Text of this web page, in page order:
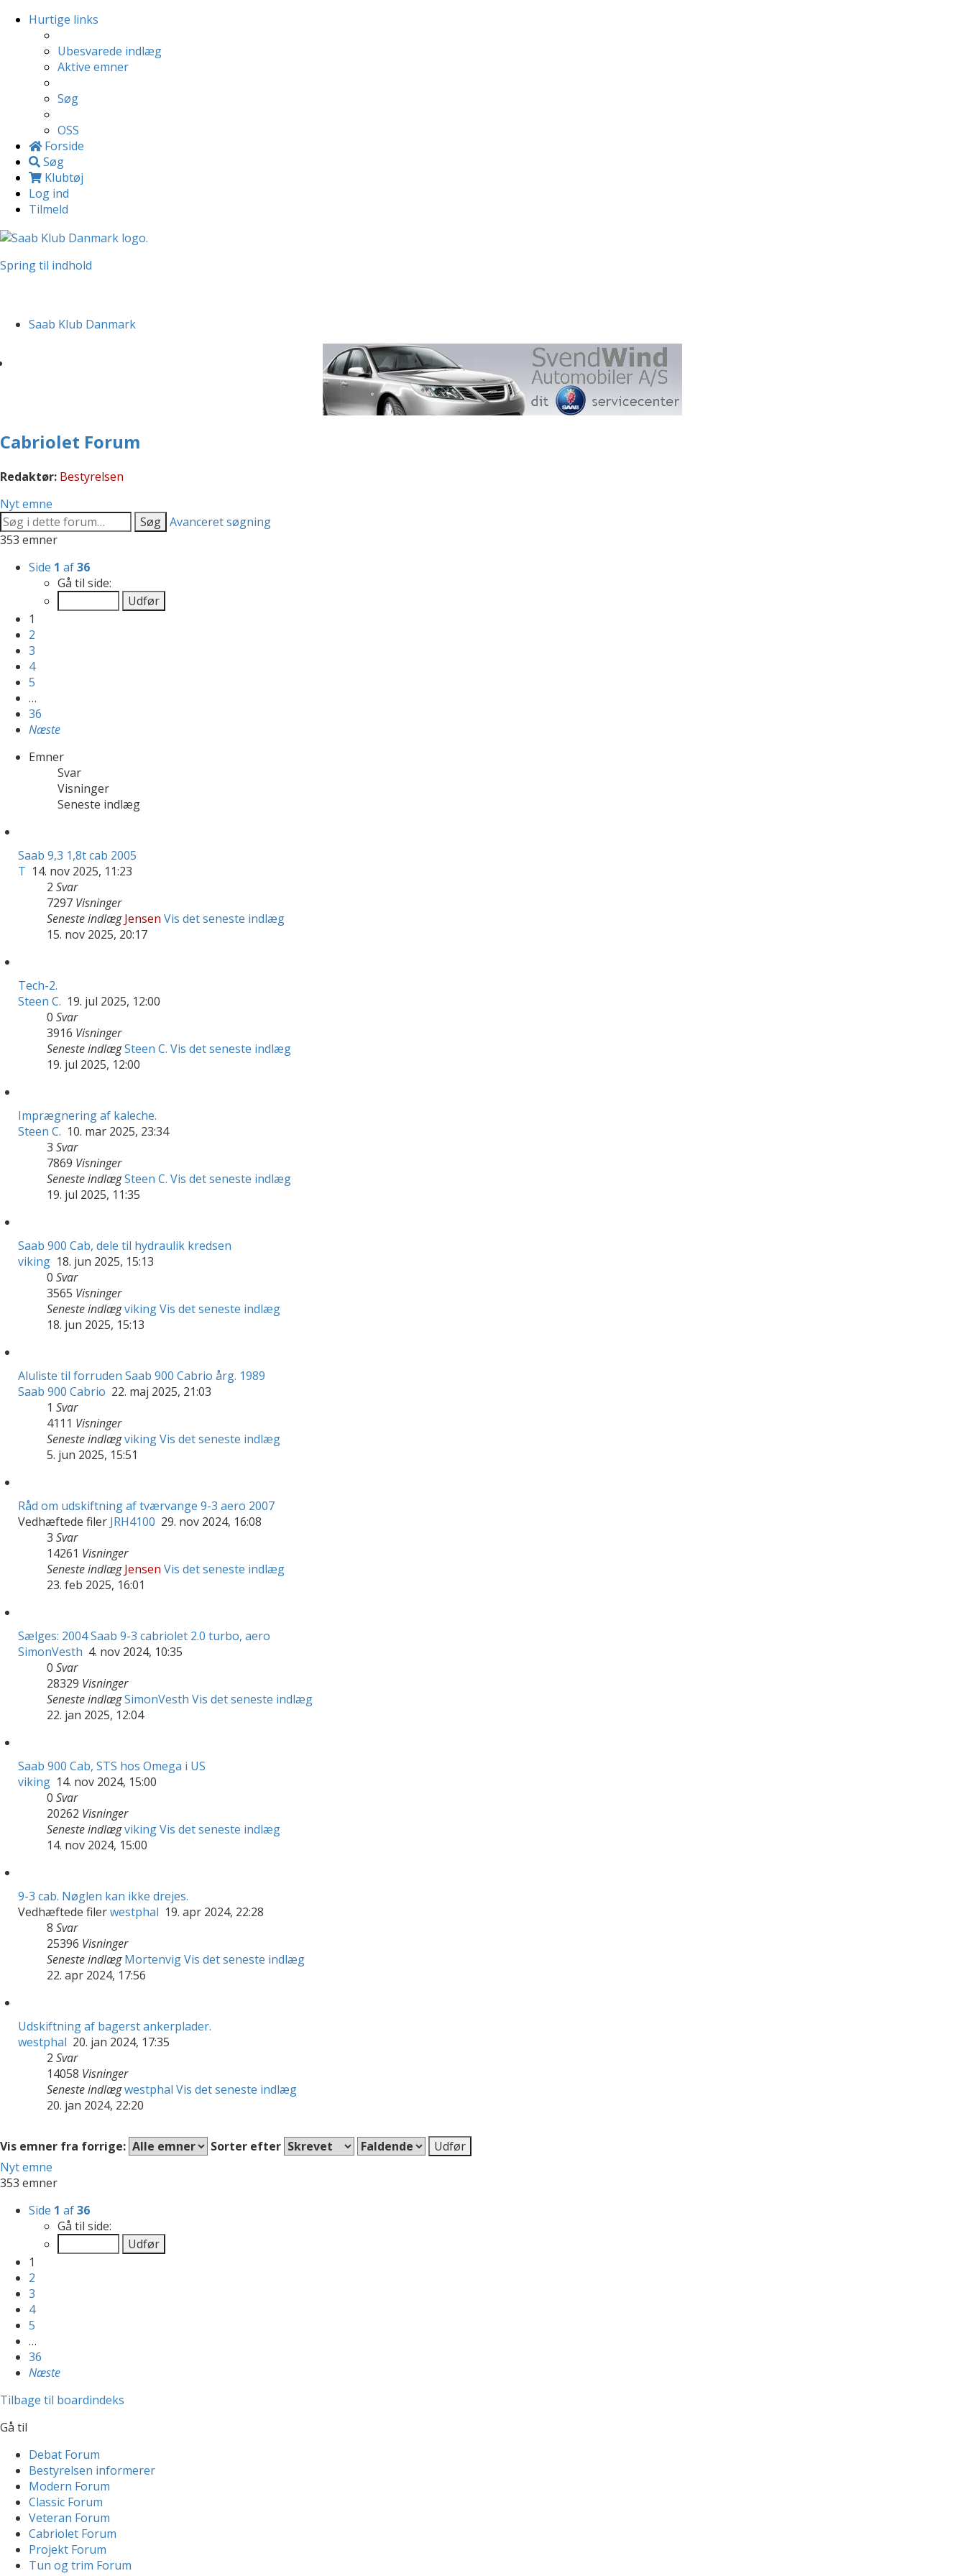
Hurtige links
Ubesvarede indlæg
Aktive emner
Søg
OSS
Forside
Søg
Klubtøj
Log ind
Tilmeld
Spring til indhold
Saab Klub Danmark
Cabriolet Forum
Redaktør: Bestyrelsen
Nyt emne
Søg Avanceret søgning
353 emner
Side 1 af36
Gå til side:
1
2
3
4
5
…
36
Næste
Emner
Svar
Visninger
Seneste indlæg
Saab 9,3 1,8t cab 2005
T 14. nov 2025, 11:23
2 Svar
7297 Visninger
Seneste indlægJensen Vis det seneste indlæg
15. nov 2025, 20:17
Tech-2.
Steen C. 19. jul 2025, 12:00
0 Svar
3916 Visninger
Seneste indlægSteen C. Vis det seneste indlæg
19. jul 2025, 12:00
Imprægnering af kaleche.
Steen C. 10. mar 2025, 23:34
3 Svar
7869 Visninger
Seneste indlægSteen C. Vis det seneste indlæg
19. jul 2025, 11:35
Saab 900 Cab, dele til hydraulik kredsen
viking 18. jun 2025, 15:13
0 Svar
3565 Visninger
Seneste indlægvikingVis det seneste indlæg
18. jun 2025, 15:13
Aluliste til forruden Saab 900 Cabrio årg. 1989
Saab 900 Cabrio 22. maj 2025, 21:03
1 Svar
4111 Visninger
Seneste indlægvikingVis det seneste indlæg
5. jun 2025, 15:51
Råd om udskiftning af tværvange 9-3 aero 2007
Vedhæftede filer JRH4100 29. nov 2024, 16:08
3 Svar
14261 Visninger
Seneste indlægJensen Vis det seneste indlæg
23. feb 2025, 16:01
Sælges: 2004 Saab 9-3 cabriolet 2.0 turbo, aero
SimonVesth 4. nov 2024, 10:35
0 Svar
28329 Visninger
Seneste indlægSimonVesth Vis det seneste indlæg
22. jan 2025, 12:04
Saab 900 Cab, STS hos Omega i US
viking 14. nov 2024, 15:00
0 Svar
20262 Visninger
Seneste indlægvikingVis det seneste indlæg
14. nov 2024, 15:00
9-3 cab. Nøglen kan ikke drejes.
Vedhæftede filerwestphal 19. apr 2024, 22:28
8 Svar
25396 Visninger
Seneste indlægMortenvigVis det seneste indlæg
22. apr 2024, 17:56
Udskiftning af bagerst ankerplader.
westphal 20. jan 2024, 17:35
2 Svar
14058 Visninger
Seneste indlægwestphal Vis det seneste indlæg
20. jan 2024, 22:20
Vis emner fra forrige:
Sorter efter
Nyt emne
353 emner
Side 1 af36
Gå til side:
1
2
3
4
5
…
36
Næste
Tilbage til boardindeks
Gå til
Debat Forum
Bestyrelsen informerer
Modern Forum
Classic Forum
Veteran Forum
Cabriolet Forum
Projekt Forum
Tun og trim Forum